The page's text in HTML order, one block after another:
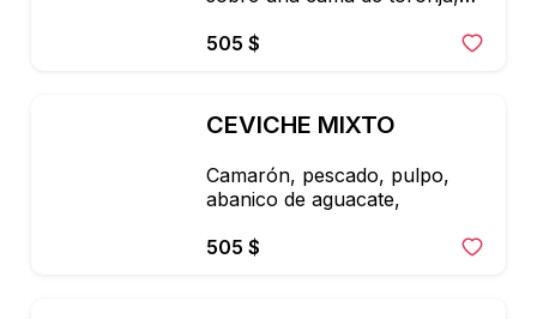
camarón, mahi, cebolla
marisquera de la casa
decorada con
abanico de aguacate.
505 $
CEVICHE MIXTO
Camarón, pescado, pulpo,
abanico de aguacate,
505 $